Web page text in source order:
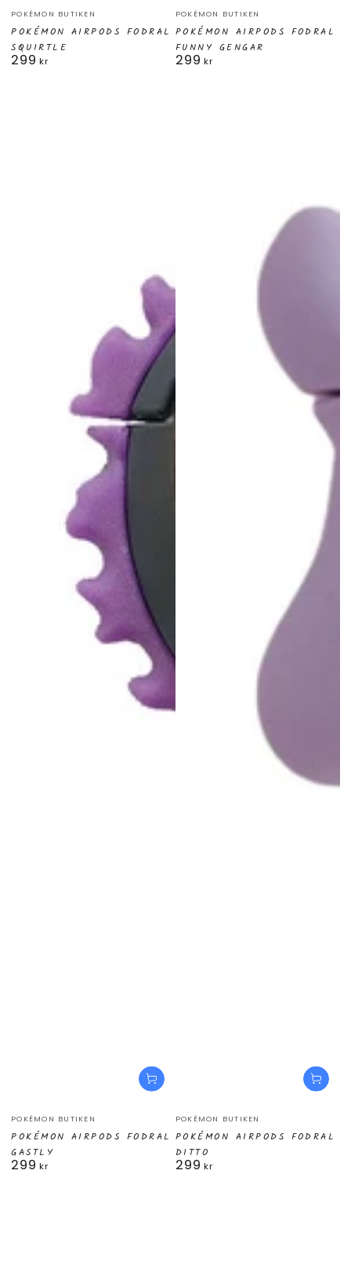
Säljare:
POKÉMON BUTIKEN
POKÉMON AIRPODS FODRAL
SQUIRTLE
Ordinarie
299 kr
Säljare:
POKÉMON BUTIKEN
POKÉMON AIRPODS FODRAL
FUNNY GENGAR
Ordinarie
299 kr
Säljare:
POKÉMON BUTIKEN
POKÉMON AIRPODS FODRAL
GASTLY
Ordinarie
299 kr
Säljare:
POKÉMON BUTIKEN
POKÉMON AIRPODS FODRAL
DITTO
Ordinarie
299 kr